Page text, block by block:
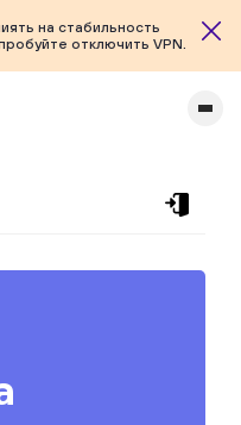
на стабильность
отключить VPN.